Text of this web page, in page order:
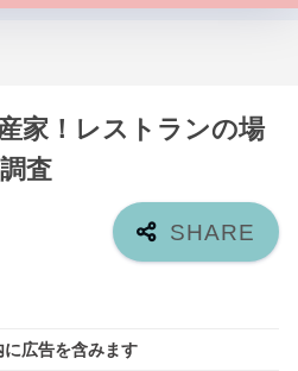
家！レストランの場
査
に広告を含みます